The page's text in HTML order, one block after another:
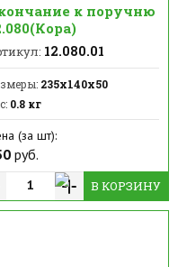
к поручню
12.080.01
235х140х50
0.8 кг
(за шт):
руб.
В КОРЗИНУ